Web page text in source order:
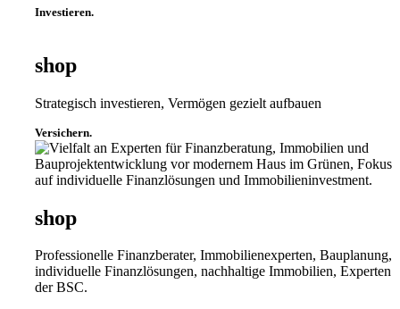
Investieren.
shop
Strategisch investieren, Vermögen gezielt aufbauen
Versichern.
shop
Professionelle Finanzberater, Immobilienexperten, Bauplanung,
individuelle Finanzlösungen, nachhaltige Immobilien, Experten
der BSC.